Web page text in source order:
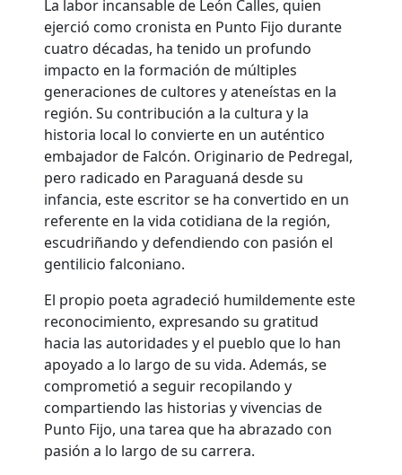
La labor incansable de León Calles, quien
ejerció como cronista en Punto Fijo durante
cuatro décadas, ha tenido un profundo
impacto en la formación de múltiples
generaciones de cultores y ateneístas en la
región. Su contribución a la cultura y la
historia local lo convierte en un auténtico
embajador de Falcón. Originario de Pedregal,
pero radicado en Paraguaná desde su
infancia, este escritor se ha convertido en un
referente en la vida cotidiana de la región,
escudriñando y defendiendo con pasión el
gentilicio falconiano.
El propio poeta agradeció humildemente este
reconocimiento, expresando su gratitud
hacia las autoridades y el pueblo que lo han
apoyado a lo largo de su vida. Además, se
comprometió a seguir recopilando y
compartiendo las historias y vivencias de
Punto Fijo, una tarea que ha abrazado con
pasión a lo largo de su carrera.